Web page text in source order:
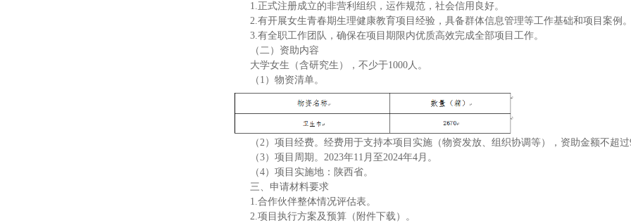
1.正式注册成立的非营利组织，运作规范，社会信用良好。
2.有开展女生青春期生理健康教育项目经验，具备群体信息管理等工作基础和项目案例。
3.有全职工作团队，确保在项目期限内优质高效完成全部项目工作。
（二）资助内容
大学女生（含研究生），不少于1000人。
（1）物资清单。
（2）项目经费。经费用于支持本项目实施（物资发放、组织协调等），资助金额不超过
（3）项目周期。2023年11月至2024年4月。
（4）项目实施地：陕西省。
三、申请材料要求
1.合作伙伴整体情况评估表。
2.项目执行方案及预算（附件下载）。